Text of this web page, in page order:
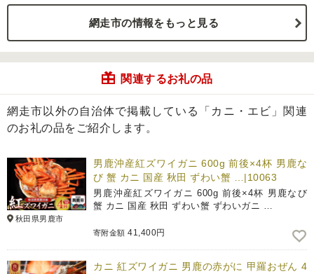
網走市の情報をもっと見る
関連するお礼の品
網走市以外の自治体で掲載している「カニ・エビ」関連
のお礼の品をご紹介します。
秋田県男鹿市
男鹿沖産紅ズワイガニ 600g 前後×4杯 男鹿な
び 蟹 カニ 国産 秋田 ずわい蟹 …|10063
男鹿沖産紅ズワイガニ 600g 前後×4杯 男鹿なび
蟹 カニ 国産 秋田 ずわい蟹 ずわいガニ …
寄附金額 41,400円
カニ 紅ズワイガニ 男鹿の赤がに 甲羅おぜん 4